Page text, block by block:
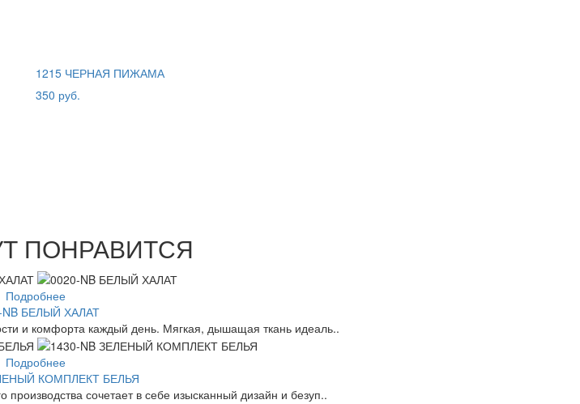
1215 ЧЕРНАЯ ПИЖАМА
350 руб.
ПОНРАВИТСЯ
Подробнее
NB БЕЛЫЙ ХАЛАТ
и комфорта каждый день. Мягкая, дышащая ткань идеаль..
Подробнее
КОМПЛЕКТ БЕЛЬЯ
производства сочетает в себе изысканный дизайн и безуп..